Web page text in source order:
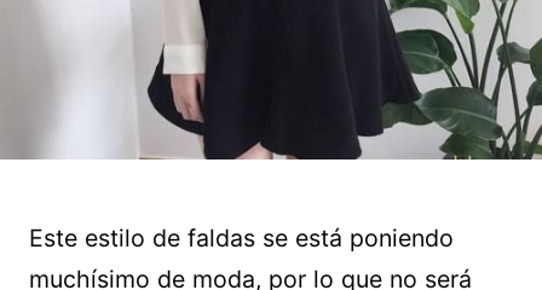
Este estilo de faldas se está poniendo
muchísimo de moda, por lo que no será